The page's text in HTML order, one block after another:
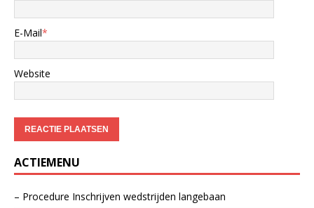
E-Mail*
Website
ACTIEMENU
– Procedure Inschrijven wedstrijden langebaan